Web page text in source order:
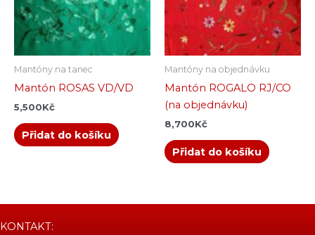
Mantóny na tanec
Mantón ROSAS VD/VD
5,500Kč
Přidat do košíku
Mantóny na objednávku
Mantón ROGALO RJ/CO
(na objednávku)
8,700Kč
Přidat do košíku
KONTAKT: